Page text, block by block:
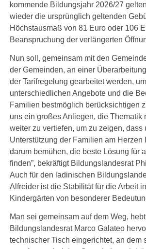
kommende Bildungsjahr 2026/27
wieder die ursprünglich geltenden
Höchstausmaß von 81 Euro oder 106
Beanspruchung der verlängerten
Nun soll, gemeinsam mit den
der Gemeinden, an einer Überarbeitung
der Tarifregelung gearbeitet werden,
unterschiedlichen Angebote und die
Familien bestmöglich berücksichtigen
uns ein großes Anliegen, die Thematik
weiter zu vertiefen, um zu zeigen, dass
Unterstützung der Familien am Herzen
darum bemühen, die beste Lösung für
finden”, bekräftigt Bildungslandesrat
Auch für den ladinischen
Alfreider ist die Stabilität für die Arbeit
Kindergärten von besonderer
Man sei gemeinsam auf dem Weg,
Bildungslandesrat Marco Galateo
technischer Tisch eingerichtet, an dem